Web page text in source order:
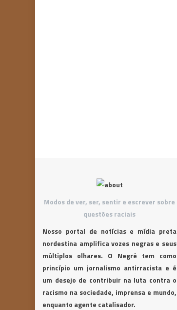
Modos de ver, ser, sentir e escrever sobre
questões raciais
Nosso portal de notícias e mídia preta
nordestina amplifica vozes negras e seus
múltiplos olhares. O Negrê tem como
princípio um jornalismo antirracista e é
um desejo de contribuir na luta contra o
racismo na sociedade, imprensa e mundo,
enquanto agente catalisador.